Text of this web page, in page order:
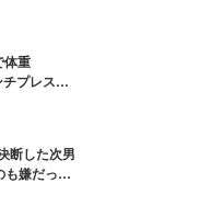
体重
プレス持
断した次男
も嫌だっ